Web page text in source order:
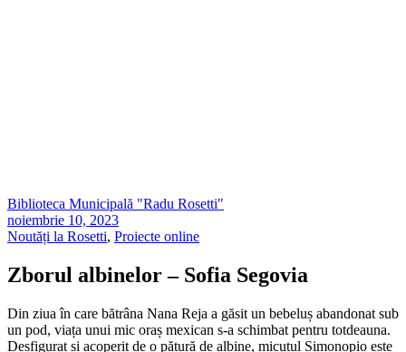
Biblioteca Municipală "Radu Rosetti"
noiembrie 10, 2023
Noutăți la Rosetti, Proiecte online
Zborul albinelor – Sofia Segovia
Din ziua în care bătrâna Nana Reja a găsit un bebeluș abandonat sub
un pod, viața unui mic oraș mexican s-a schimbat pentru totdeauna.
Desfigurat și acoperit de o pătură de albine, micuțul Simonopio este